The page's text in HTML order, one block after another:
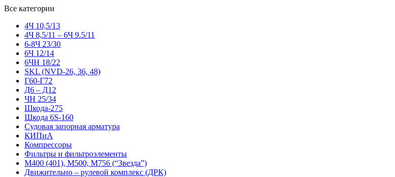
Все категории
4Ч 10,5/13
4Ч 8,5/11 – 6Ч 9.5/11
6-8Ч 23/30
6Ч 12/14
6ЧН 18/22
SKL (NVD-26, 36, 48)
Г60-Г72
Д6 – Д12
ЧН 25/34
Шкода-275
Шкода 6S-160
Судовая запорная арматура
КИПиА
Компрессоры
Фильтры и фильтроэлементы
М400 (401), М500, М756 (“Звезда”)
Движительно – рулевой комплекс (ДРК)